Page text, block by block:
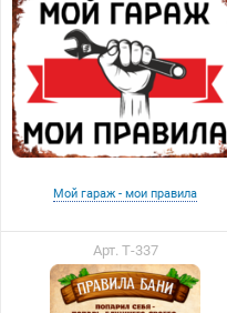
Мой гараж - мои правила
Арт. Т-337